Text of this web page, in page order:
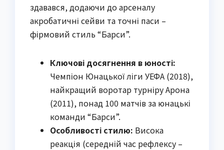
здавався, додаючи до арсеналу
акробатичні сейви та точні паси –
фірмовий стиль “Барси”.
Ключові досягнення в юності:
Чемпіон Юнацької ліги УЕФА (2018),
найкращий воротар турніру Арона
(2011), понад 100 матчів за юнацькі
команди “Барси”.
Особливості стилю: Висока
реакція (середній час рефлексу –